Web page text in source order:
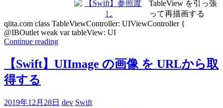
TableView を引っ張
って再描画する
qiita.com class TableViewController: UIViewController {
@IBOutlet weak var tableView: UI
Continue reading
【Swift】UIImage の画像 を URLから取
得する
2019年12月28日 dev Swift